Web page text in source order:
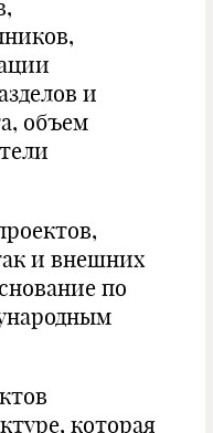
и
объем
и внешних
по
которая